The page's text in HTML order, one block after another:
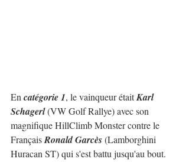
En catégorie 1, le vainqueur était Karl
Schagerl (VW Golf Rallye) avec son
magnifique HillClimb Monster contre le
Français Ronald Garcès (Lamborghini
Huracan ST) qui s'est battu jusqu'au bout.